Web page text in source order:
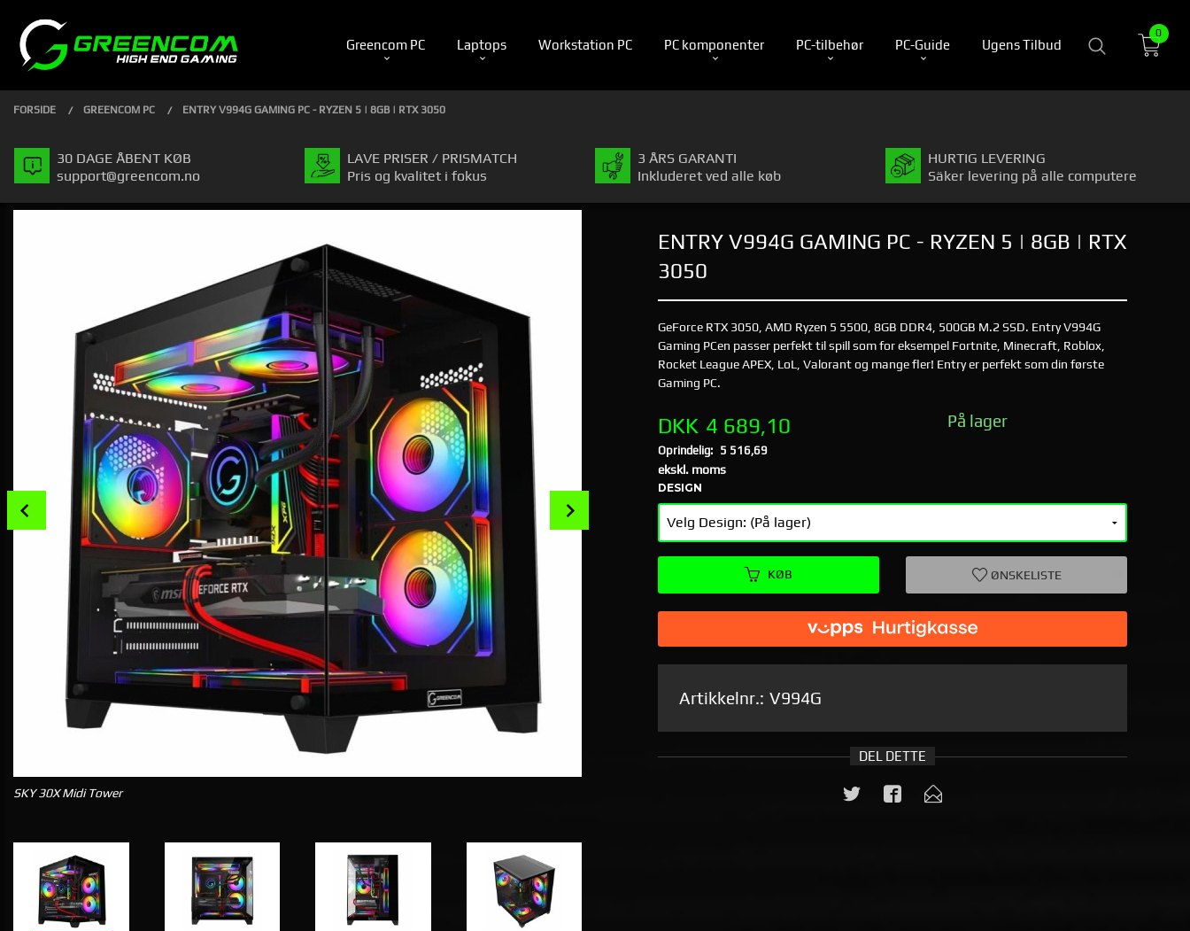
indhold
PRODUKTER
Greencom PC Laptops Workstation PC PC komponenter PC-tilbehør PC-Guide Ugens Tilbud
0
FORSIDE GREENCOM PC ENTRY V994G GAMING PC - RYZEN 5 | 8GB | RTX 3050
30 DAGE ÅBENT KØB
support@greencom.no
LAVE PRISER / PRISMATCH
Pris og kvalitet i fokus
3 ÅRS GARANTI
Inkluderet ved alle køb
HURTIG LEVERING
Säker levering på alle computere
SKY 30X Midi Tower
Prev
ENTRY V994G GAMING PC - RYZEN 5 | 8GB | RTX
3050
GeForce RTX 3050, AMD Ryzen 5 5500, 8GB DDR4, 500GB M.2 SSD. Entry V994G
Gaming PCen passer perfekt til spill som for eksempel Fortnite, Minecraft, Roblox,
Rocket League APEX, LoL, Valorant og mange fler! Entry er perfekt som din første
Gaming PC.
Tilbud
DKK 4 689,10
Oprindelig: 5 516,69
Rabat
ekskl. moms
På lager
DESIGN
KØB ØNSKELISTE
Artikkelnr.: V994G
DEL DETTE